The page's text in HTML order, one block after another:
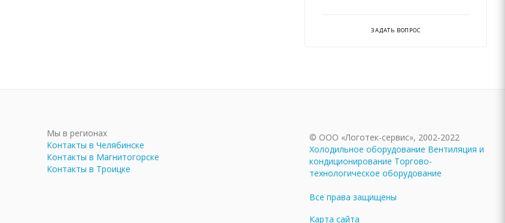
ЗАДАТЬ ВОПРОС
Мы в регионах
Контакты в Челябинске
Контакты в Магнитогорске
Контакты в Троицке
© ООО «Логотек-сервис», 2002-2022
Холодильное оборудование Вентиляция и
кондиционирование Торгово-
технологическое оборудование
Все права защищены
Карта сайта